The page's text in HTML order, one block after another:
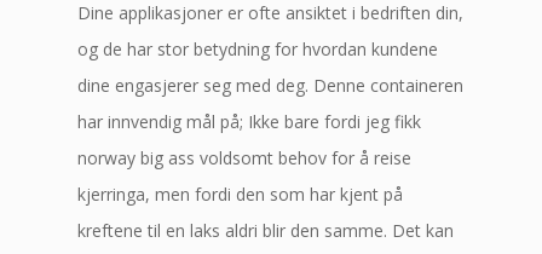
Dine applikasjoner er ofte ansiktet i bedriften din,
og de har stor betydning for hvordan kundene
dine engasjerer seg med deg. Denne containeren
har innvendig mål på; Ikke bare fordi jeg fikk
norway big ass voldsomt behov for å reise
kjerringa, men fordi den som har kjent på
kreftene til en laks aldri blir den samme. Det kan